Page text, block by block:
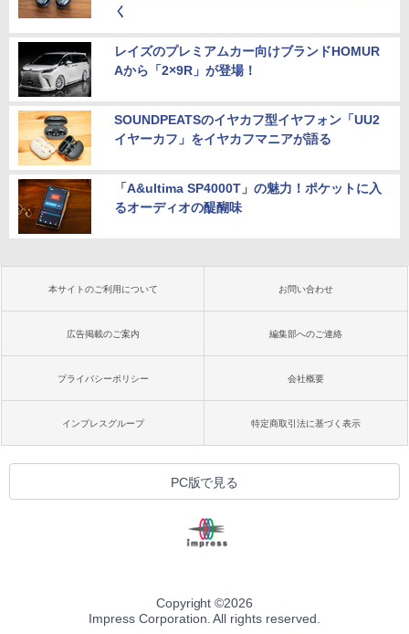
く
レイズのプレミアムカー向けブランドHOMUR
Aから「2×9R」が登場！
SOUNDPEATSのイヤカフ型イヤフォン「UU2
イヤーカフ」をイヤカフマニアが語る
「A&ultima SP4000T」の魅力！ポケットに入
るオーディオの醍醐味
本サイトのご利用について お問い合わせ
広告掲載のご案内 編集部へのご連絡
プライバシーポリシー 会社概要
インプレスグループ 特定商取引法に基づく表示
PC版で見る
Copyright ©2026
Impress Corporation. All rights reserved.